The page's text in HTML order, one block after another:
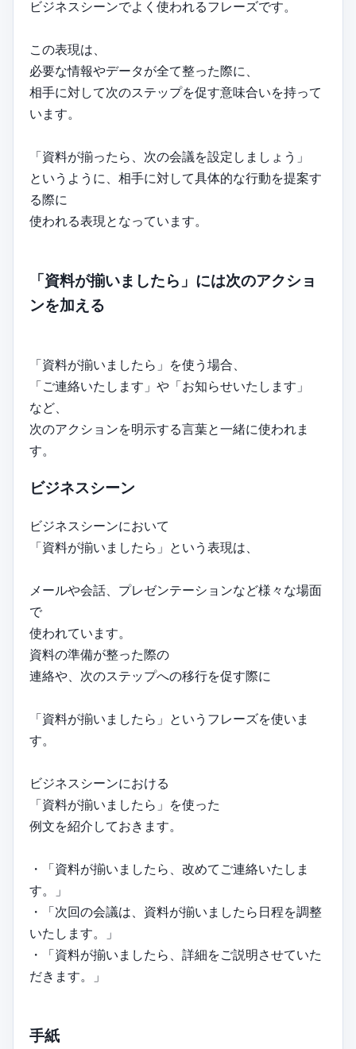
ビジネスシーンでよく使われるフレーズです。
この表現は、
必要な情報やデータが全て整った際に、
相手に対して次のステップを促す意味合いを持って
います。
「資料が揃ったら、次の会議を設定しましょう」
というように、相手に対して具体的な行動を提案す
る際に
使われる表現となっています。
「資料が揃いましたら」には次のアクショ
ンを加える
「資料が揃いましたら」を使う場合、
「ご連絡いたします」や「お知らせいたします」
など、
次のアクションを明示する言葉と一緒に使われま
す。
ビジネスシーン
ビジネスシーンにおいて
「資料が揃いましたら」という表現は、
メールや会話、プレゼンテーションなど様々な場面
で
使われています。
資料の準備が整った際の
連絡や、次のステップへの移行を促す際に
「資料が揃いましたら」というフレーズを使いま
す。
ビジネスシーンにおける
「資料が揃いましたら」を使った
例文を紹介しておきます。
・「資料が揃いましたら、改めてご連絡いたしま
す。」
・「次回の会議は、資料が揃いましたら日程を調整
いたします。」
・「資料が揃いましたら、詳細をご説明させていた
だきます。」
手紙